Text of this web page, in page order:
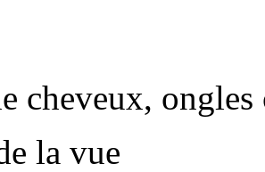
cheveux, ongles
la vue